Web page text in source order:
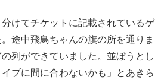
けてチケットに記載されているゲ
途中飛鳥ちゃんの旗の所を通りま
列ができていました。並ぼうとし
ブに間に合わないかも」とあきら